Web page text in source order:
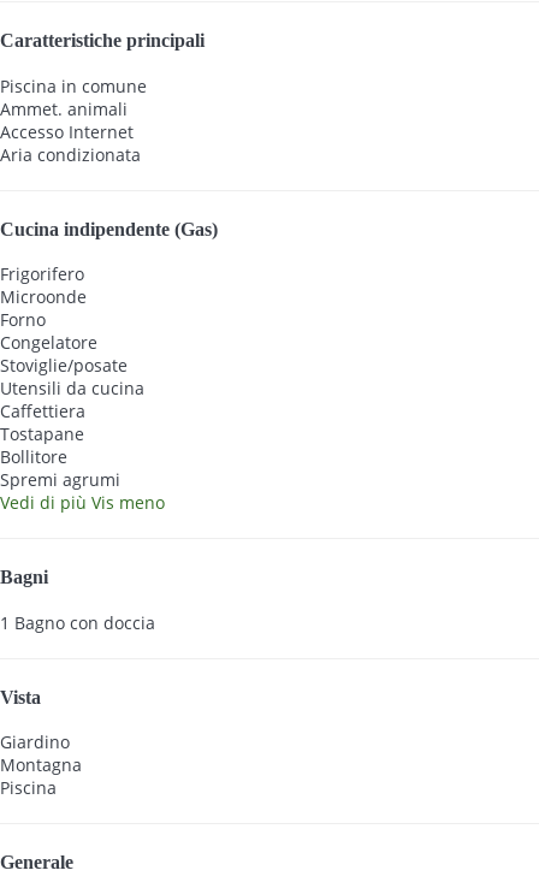
Caratteristiche principali
Piscina in comune
Ammet. animali
Accesso Internet
Aria condizionata
Cucina indipendente (Gas)
Frigorifero
Microonde
Forno
Congelatore
Stoviglie/posate
Utensili da cucina
Caffettiera
Tostapane
Bollitore
Spremi agrumi
Vedi di più Vis meno
Bagni
1 Bagno con doccia
Vista
Giardino
Montagna
Piscina
Generale